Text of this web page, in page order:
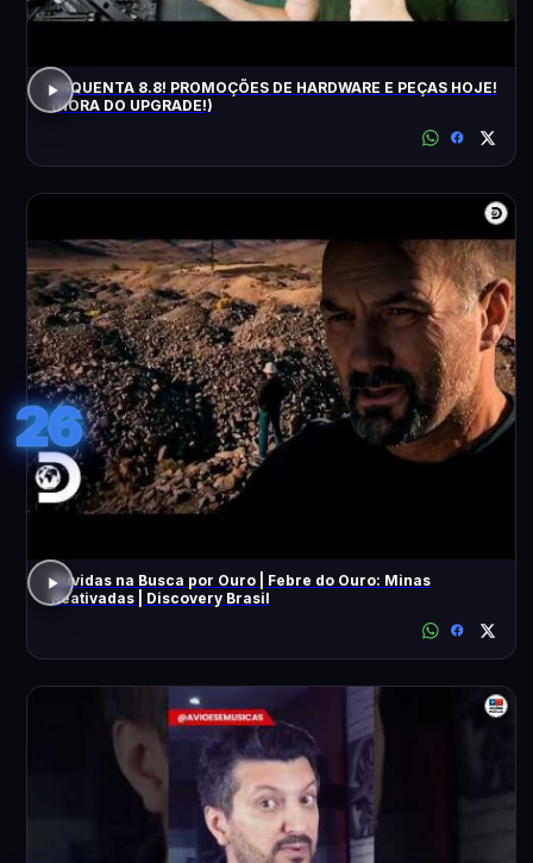
ESQUENTA 8.8! PROMOÇÕES DE HARDWARE E PEÇAS HOJE!
(HORA DO UPGRADE!)
26
Dúvidas na Busca por Ouro | Febre do Ouro: Minas
Reativadas | Discovery Brasil